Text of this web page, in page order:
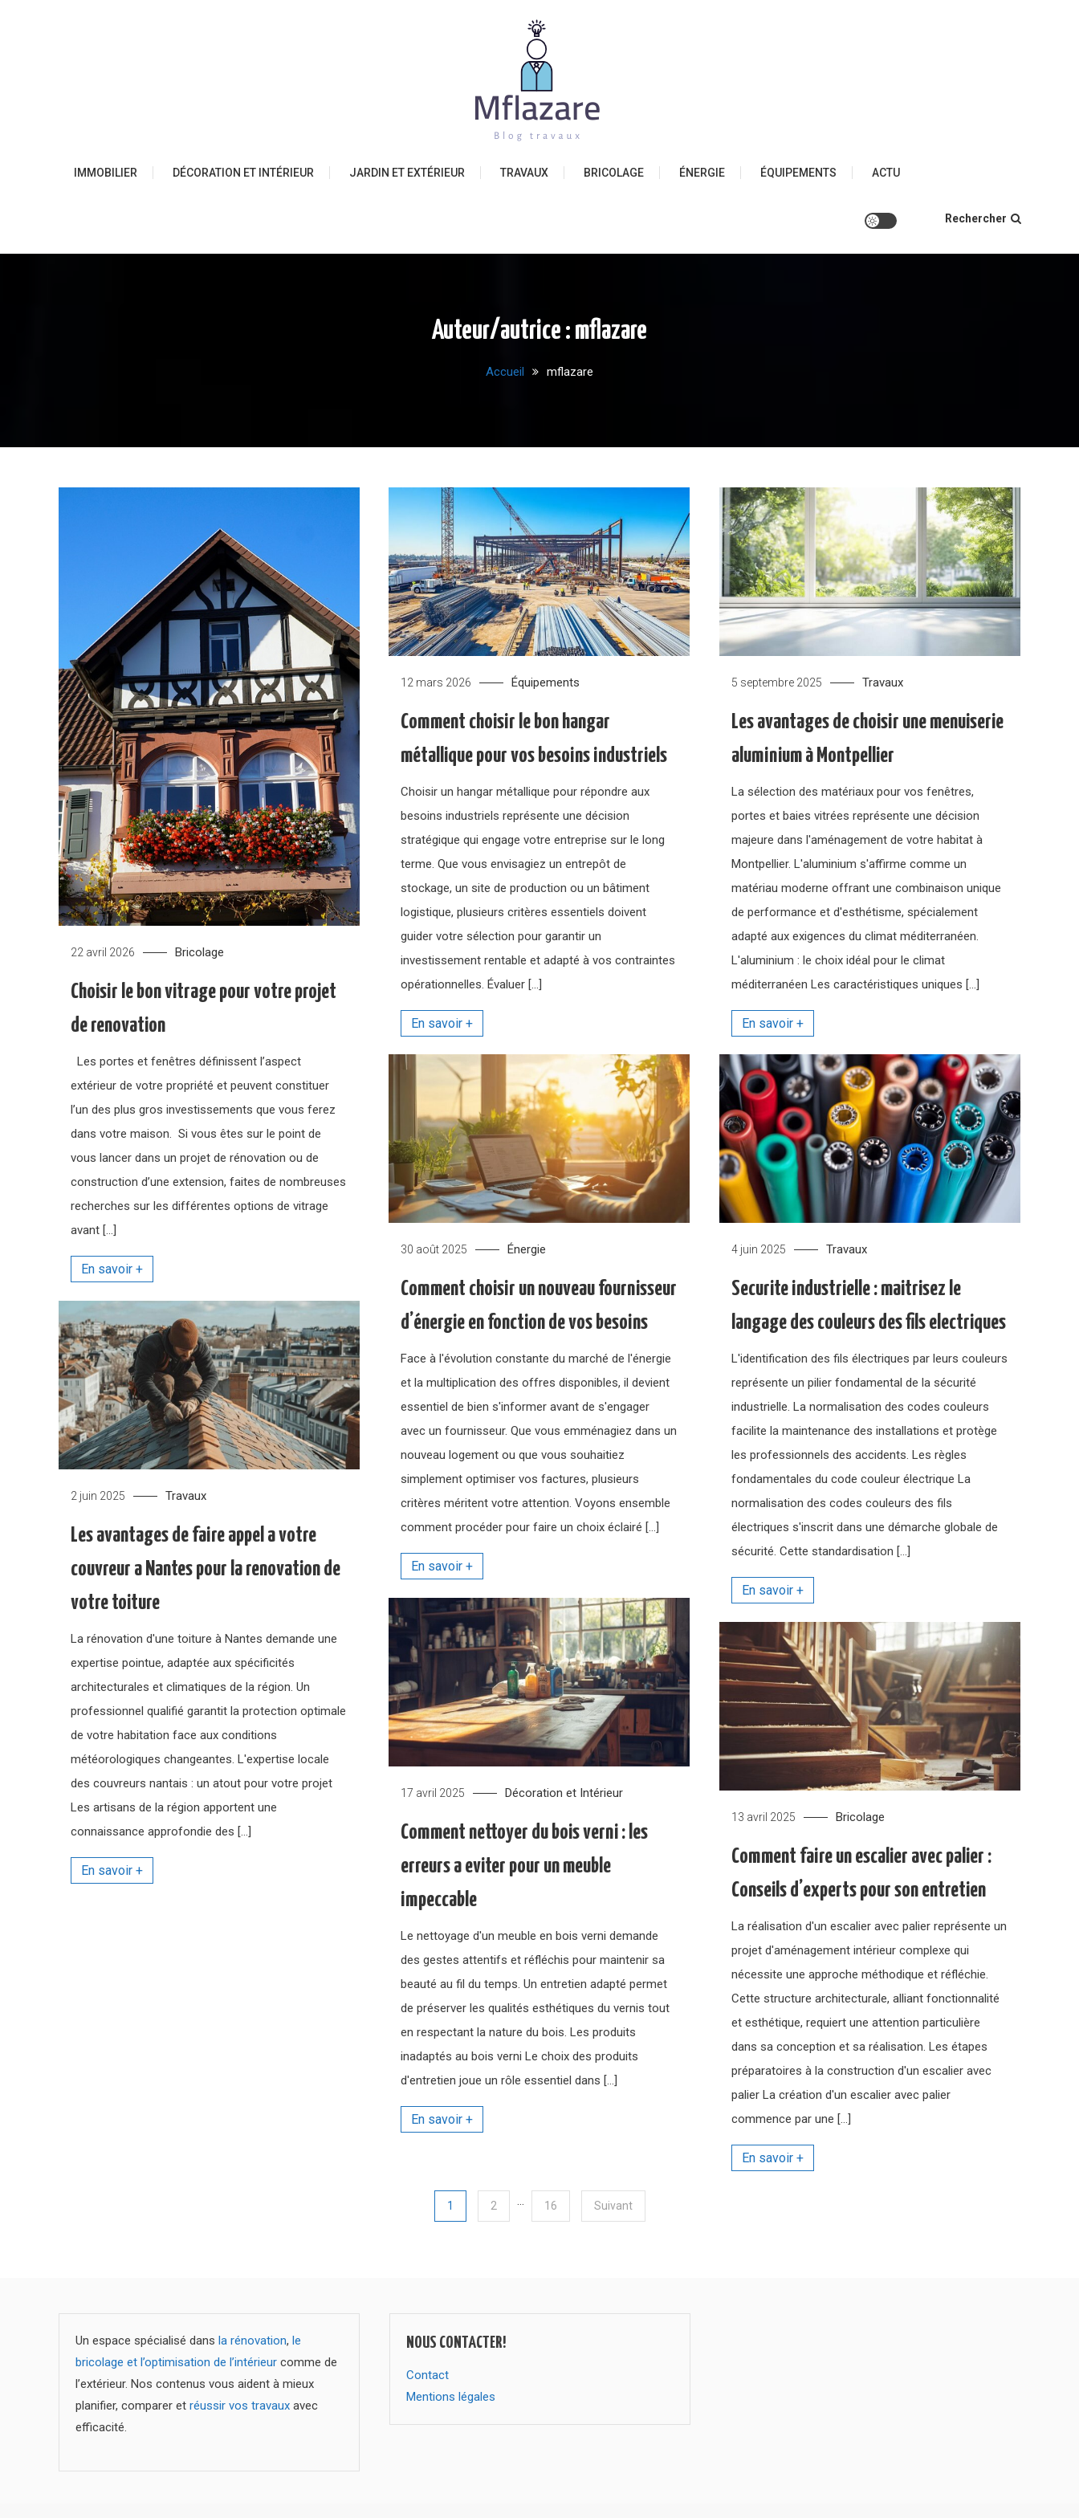
Mflazare
IMMOBILIER DÉCORATION ET INTÉRIEUR JARDIN ET EXTÉRIEUR TRAVAUX BRICOLAGE ÉNERGIE ÉQUIPEMENTS ACTU
Rechercher
Auteur/autrice : mflazare
Accueil mflazare
22 avril 2026 Bricolage
Choisir le bon vitrage pour votre projet
de renovation
Les portes et fenêtres définissent l’aspect
extérieur de votre propriété et peuvent constituer
l’un des plus gros investissements que vous ferez
dans votre maison. Si vous êtes sur le point de
vous lancer dans un projet de rénovation ou de
construction d’une extension, faites de nombreuses
recherches sur les différentes options de vitrage
avant […]
12 mars 2026 Équipements
Comment choisir le bon hangar
métallique pour vos besoins industriels
Choisir un hangar métallique pour répondre aux
besoins industriels représente une décision
stratégique qui engage votre entreprise sur le long
terme. Que vous envisagiez un entrepôt de
stockage, un site de production ou un bâtiment
logistique, plusieurs critères essentiels doivent
guider votre sélection pour garantir un
investissement rentable et adapté à vos contraintes
opérationnelles. Évaluer […]
5 septembre 2025 Travaux
Les avantages de choisir une menuiserie
aluminium à Montpellier
La sélection des matériaux pour vos fenêtres,
portes et baies vitrées représente une décision
majeure dans l'aménagement de votre habitat à
Montpellier. L'aluminium s'affirme comme un
matériau moderne offrant une combinaison unique
de performance et d'esthétisme, spécialement
adapté aux exigences du climat méditerranéen.
L'aluminium : le choix idéal pour le climat
méditerranéen Les caractéristiques uniques […]
30 août 2025 Énergie
Comment choisir un nouveau fournisseur
d’énergie en fonction de vos besoins
Face à l'évolution constante du marché de l'énergie
et la multiplication des offres disponibles, il devient
essentiel de bien s'informer avant de s'engager
avec un fournisseur. Que vous emménagiez dans un
nouveau logement ou que vous souhaitiez
simplement optimiser vos factures, plusieurs
critères méritent votre attention. Voyons ensemble
comment procéder pour faire un choix éclairé […]
4 juin 2025 Travaux
Securite industrielle : maitrisez le
langage des couleurs des fils electriques
L'identification des fils électriques par leurs couleurs
représente un pilier fondamental de la sécurité
industrielle. La normalisation des codes couleurs
facilite la maintenance des installations et protège
les professionnels des accidents. Les règles
fondamentales du code couleur électrique La
normalisation des codes couleurs des fils
électriques s'inscrit dans une démarche globale de
sécurité. Cette standardisation […]
2 juin 2025 Travaux
Les avantages de faire appel a votre
couvreur a Nantes pour la renovation de
votre toiture
La rénovation d'une toiture à Nantes demande une
expertise pointue, adaptée aux spécificités
architecturales et climatiques de la région. Un
professionnel qualifié garantit la protection optimale
de votre habitation face aux conditions
météorologiques changeantes. L'expertise locale
des couvreurs nantais : un atout pour votre projet
Les artisans de la région apportent une
connaissance approfondie des […]
17 avril 2025 Décoration et Intérieur
Comment nettoyer du bois verni : les
erreurs a eviter pour un meuble
impeccable
Le nettoyage d'un meuble en bois verni demande
des gestes attentifs et réfléchis pour maintenir sa
beauté au fil du temps. Un entretien adapté permet
de préserver les qualités esthétiques du vernis tout
en respectant la nature du bois. Les produits
inadaptés au bois verni Le choix des produits
d'entretien joue un rôle essentiel dans […]
13 avril 2025 Bricolage
Comment faire un escalier avec palier :
Conseils d’experts pour son entretien
La réalisation d'un escalier avec palier représente un
projet d'aménagement intérieur complexe qui
nécessite une approche méthodique et réfléchie.
Cette structure architecturale, alliant fonctionnalité
et esthétique, requiert une attention particulière
dans sa conception et sa réalisation. Les étapes
préparatoires à la construction d'un escalier avec
palier La création d'un escalier avec palier
commence par une […]
1 2 … 16 Suivant
Un espace spécialisé dansla rénovation,le
bricolage et l’optimisation de l’intérieur comme de
l’extérieur. Nos contenus vous aident à mieux
planifier, comparer etréussir vos travaux avec
efficacité.
NOUS CONTACTER!
Contact
Mentions légales